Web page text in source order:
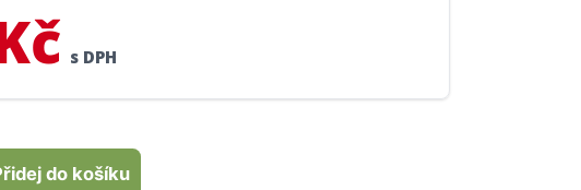
s DPH
do košíku